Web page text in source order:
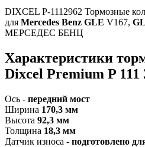
DIXCEL P-1112962 Тормозные
для Mercedes Benz GLE V167,
МЕРСЕДЕС БЕНЦ
Характеристики
Dixcel Premium P 111
Ось - передний мост
Ширина 170,3 мм
Высота 92,3 мм
Толщина 18,3 мм
Датчик износа - подготовлено